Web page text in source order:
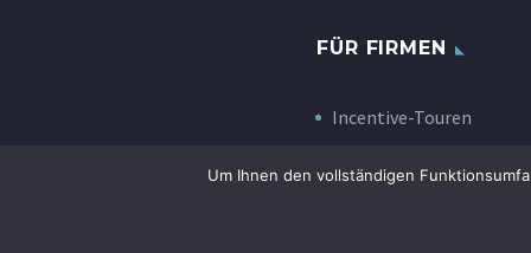
FÜR FIRMEN
Incentive-Touren
Um Ihnen den vollständigen